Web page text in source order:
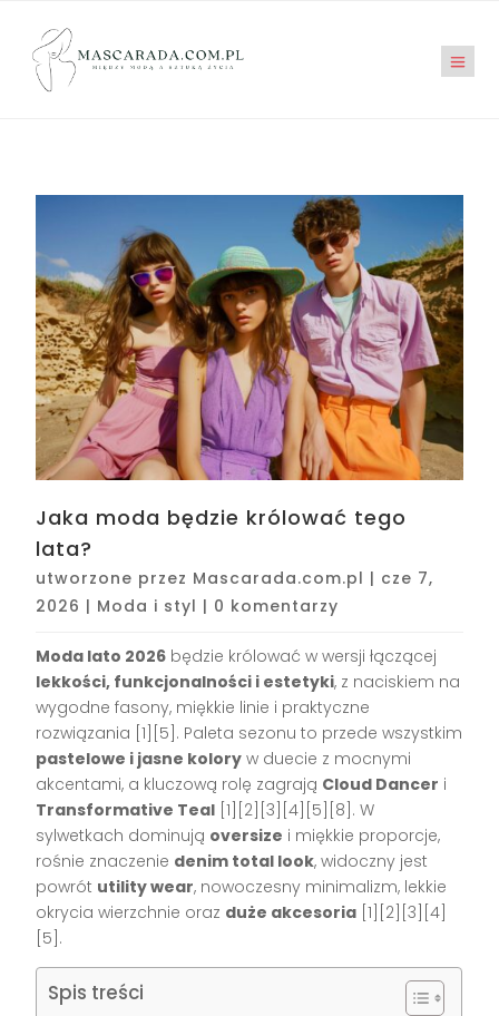
Jaka moda będzie królować tego
lata?
utworzone przez Mascarada.com.pl | cze 7,
2026 | Moda i styl | 0 komentarzy
Moda lato 2026 będzie królować w wersji łączącej
lekkości, funkcjonalności i estetyki, z naciskiem na
wygodne fasony, miękkie linie i praktyczne
rozwiązania [1][5]. Paleta sezonu to przede wszystkim
pastelowe i jasne kolory w duecie z mocnymi
akcentami, a kluczową rolę zagrają Cloud Dancer i
Transformative Teal [1][2][3][4][5][8]. W
sylwetkach dominują oversize i miękkie proporcje,
rośnie znaczenie denim total look, widoczny jest
powrót utility wear, nowoczesny minimalizm, lekkie
okrycia wierzchnie oraz duże akcesoria [1][2][3][4]
[5].
Spis treści